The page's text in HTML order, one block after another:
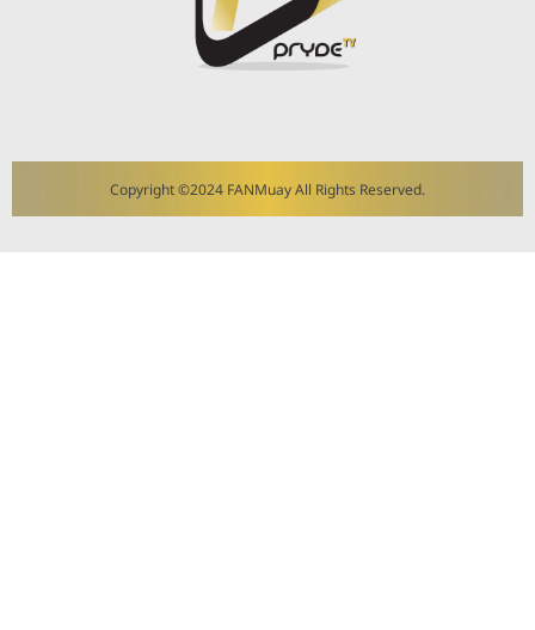
Copyright ©2024 FANMuay All Rights Reserved.